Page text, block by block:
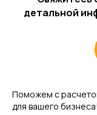
детальной
Поможем с
для вашего бизнеса!